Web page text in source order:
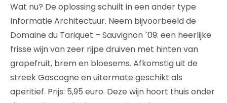
Wat nu? De oplossing schuilt in een ander type
Informatie Architectuur. Neem bijvoorbeeld de
Domaine du Tariquet – Sauvignon `09: een heerlijke
frisse wijn van zeer rijpe druiven met hinten van
grapefruit, brem en bloesems. Afkomstig uit de
streek Gascogne en uitermate geschikt als
aperitief. Prijs: 5,95 euro. Deze wijn hoort thuis onder